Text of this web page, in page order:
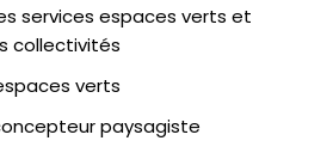
services espaces verts et
collectivités
verts
paysagiste